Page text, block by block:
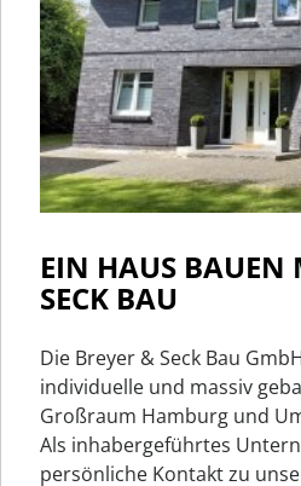
EIN HAUS BAUEN
SECK BAU
Die Breyer & Seck Bau
individuelle und massiv
Großraum Hamburg und
Als inhabergeführtes
persönliche Kontakt zu